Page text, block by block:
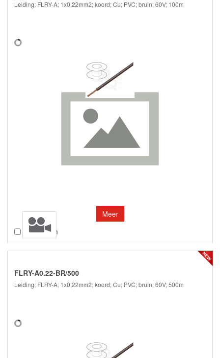
Leiding; FLRY-A; 1x0,22mm2; koord; Cu; PVC; bruin; 60V; 100m
Meer
Vergelijken
FLRY-A0.22-BR/500
Leiding; FLRY-A; 1x0,22mm2; koord; Cu; PVC; bruin; 60V; 500m